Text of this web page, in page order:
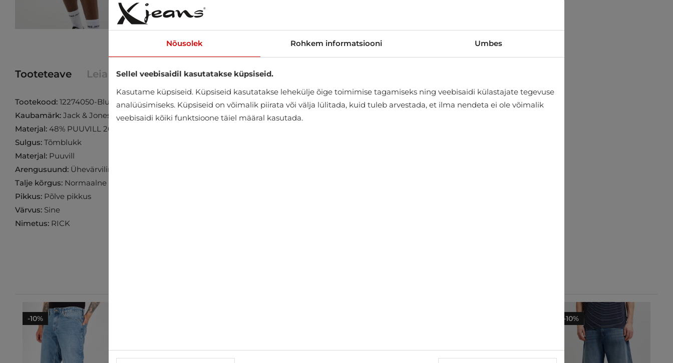
Tooteteave Leia toode poest
Tootekood: 12274050-Blue-Denim
Kaubamärk: Jack & Jones
Materjal: 48% PUUVILL 26% VISKOOS 25% POLÜESTER 1% ELASTAAN
Sulgus: Tõmblukk
Materjal: Puuvill
Arengusuund: Ühevärviline
Talje kõrgus: Normaalne
Pikkus: Põlve pikkus
Värvus: Sine
Nimetus: RICK
-10%
-10%
Nõusolek Rohkem informatsiooni Umbes
Sellel veebisaidil kasutatakse küpsiseid.
Kasutame küpsiseid. Küpsiseid kasutatakse lehekülje õige toimimise tagamiseks ning veebisaidi külastajate tegevuse
analüüsimiseks. Küpsiseid on võimalik piirata või välja lülitada, kuid tuleb arvestada, et ilma nendeta ei ole võimalik
veebisaidi kõiki funktsioone täiel määral kasutada.